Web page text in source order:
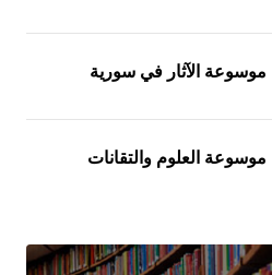
موسوعة الآثار في سورية
موسوعة العلوم والتقانات